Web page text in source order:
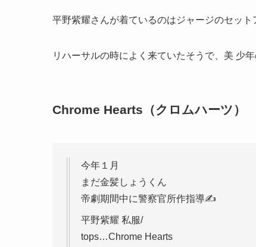
平野紫耀さんが着ているのはジャージのセット
リハーサルの時によく来ていたそうで、美 少
Chrome Hearts（クロムハーツ）
今年１月
まだ金髪しょうくん
帝劇期間中に警察官所作指導✍️
平野紫耀 私服/
tops…Chrome Hearts